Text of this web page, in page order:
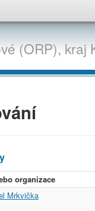
(ORP),kraj
organizace
Mrkvička